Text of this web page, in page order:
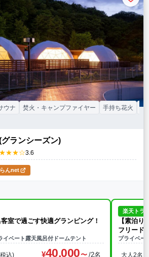
ランシーズン)
3.6
ウナ 焚火・キャンプファイヤー 手持ち花火 温
んnet
客室で過ごす快適グランピング！
イベート露天風呂付ドームテント
込) 40,000 /2名
楽天トラ
【素泊
フリード
プライベー
大人2名